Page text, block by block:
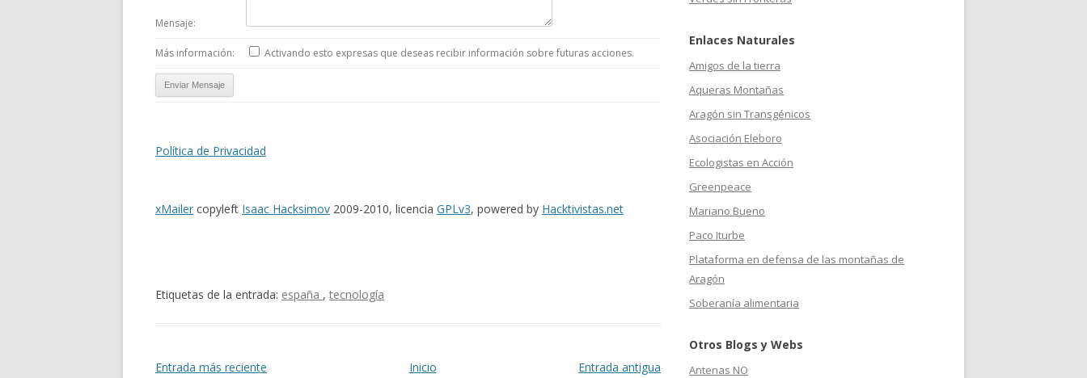
Mensaje:
Más información: Activando esto expresas que deseas recibir información sobre futuras acciones.
Política de Privacidad
xMailer copyleft Isaac Hacksimov 2009-2010, licencia GPLv3, powered by Hacktivistas.net
Etiquetas de la entrada: españa , tecnología
Entrada más reciente Entrada antigua
Inicio
Enlaces Naturales
Amigos de la tierra
Aqueras Montañas
Aragón sin Transgénicos
Asociación Eleboro
Ecologistas en Acción
Greenpeace
Mariano Bueno
Paco Iturbe
Plataforma en defensa de las montañas de
Aragón
Soberanía alimentaria
Otros Blogs y Webs
Antenas NO